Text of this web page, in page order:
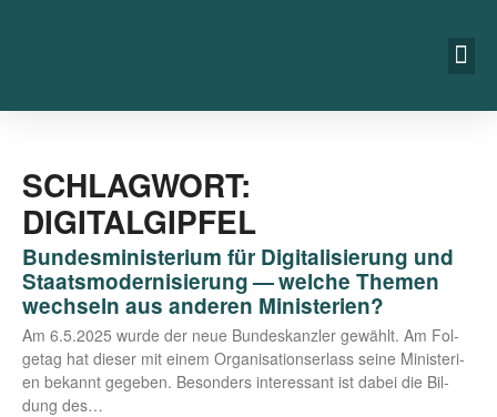
SCHLAGWORT:
DIGITALGIPFEL
Bundesministerium für Digitalisierung und
Staatsmodernisierung — welche Themen
wechseln aus anderen Ministerien?
Am 6.5.2025 wur­de der neue Bun­des­kanz­ler gewählt. Am Fol­
ge­tag hat die­ser mit einem Orga­ni­sa­ti­ons­er­lass sei­ne Minis­te­ri­
en bekannt gege­ben. Beson­ders inter­es­sant ist dabei die Bil­
dung des…